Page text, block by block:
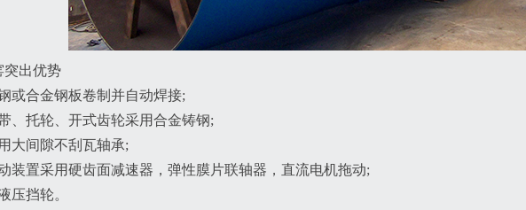
突出优势
或合金钢板卷制并自动焊接;
、托轮、开式齿轮采用合金铸钢;
大间隙不刮瓦轴承;
装置采用硬齿面减速器，弹性膜片联轴器，直流电机拖动;
压挡轮。